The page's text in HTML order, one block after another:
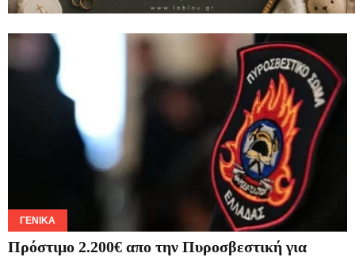
ΓΕΝΙΚΆ
Πρόστιμο 2.200€ απο την Πυροσβεστική για